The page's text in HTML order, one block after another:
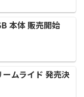
本体 販売開始
ムライド 発売決